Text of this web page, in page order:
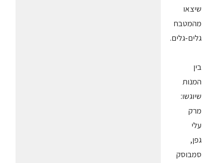
שיצאו
מהמטבח
גלים-גלים.
בין
המנות
שיוגשו:
מרק
עלי
גפן,
סמבוסק